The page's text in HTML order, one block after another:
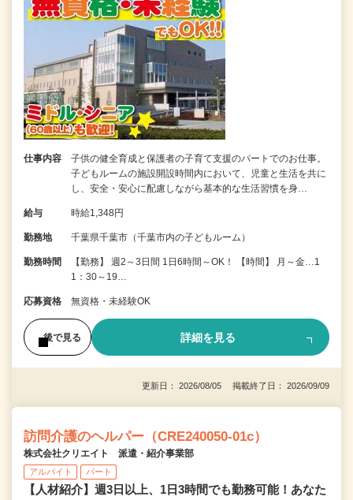
仕事内容
子供の健全育成と保護者の子育て支援のパートでのお仕事。
子どもルームの施設開設時間内において、児童と生活を共に
し、安全・安心に配慮しながら基本的な生活習慣を身…
給与 時給1,348円
勤務地 千葉県千葉市（千葉市内の子どもルーム）
勤務時間
【勤務】 週2～3日間 1日6時間～OK！ 【時間】 月～金…1
1：30～19…
応募資格 無資格・未経験OK
後で見る 詳細を見る
更新日： 2026/08/05 掲載終了日： 2026/09/09
訪問介護のヘルパー（CRE240050-01c）
株式会社クリエイト 派遣・紹介事業部
アルバイト パート
【人材紹介】週3日以上、1日3時間でも勤務可能！あなた